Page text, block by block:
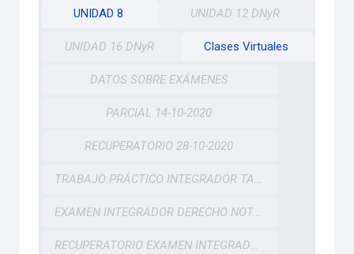
UNIDAD 8 UNIDAD 12 DNyR
UNIDAD 16 DNyR Clases Virtuales
DATOS SOBRE EXÁMENES
PARCIAL 14-10-2020
RECUPERATORIO 28-10-2020
TRABAJO PRÁCTICO INTEGRADOR TALLER DNyR
EXAMEN INTEGRADOR DERECHO NOTARIAL Y REGISTRAL 25-11-20
RECUPERATORIO EXAMEN INTEGRADOR DERECHO NOTARIAL Y REGISTRAL 03-12-20